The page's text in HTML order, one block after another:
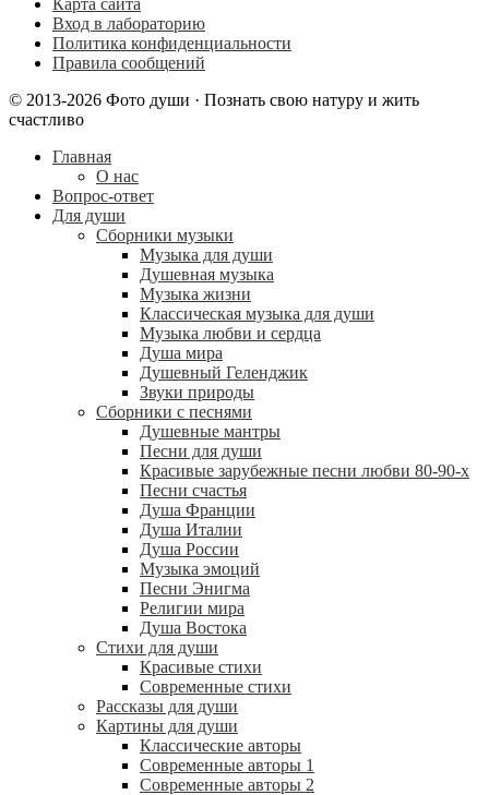
Карта сайта
Вход в лабораторию
Политика конфиденциальности
Правила сообщений
© 2013-2026 Фото души · Познать свою натуру и жить
счастливо
Главная
О нас
Вопрос-ответ
Для души
Сборники музыки
Музыка для души
Душевная музыка
Музыка жизни
Классическая музыка для души
Музыка любви и сердца
Душа мира
Душевный Геленджик
Звуки природы
Сборники с песнями
Душевные мантры
Песни для души
Красивые зарубежные песни любви 80-90-х
Песни счастья
Душа Франции
Душа Италии
Душа России
Музыка эмоций
Песни Энигма
Религии мира
Душа Востока
Стихи для души
Красивые стихи
Современные стихи
Рассказы для души
Картины для души
Классические авторы
Современные авторы 1
Современные авторы 2